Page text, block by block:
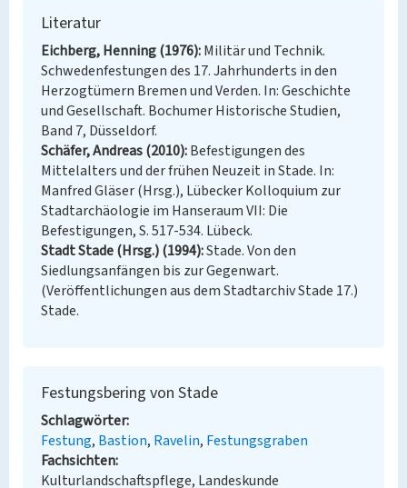
Literatur
Eichberg, Henning (1976) Militär und Technik.
Schwedenfestungen des 17. Jahrhunderts in den
Herzogtümern Bremen und Verden. In: Geschichte
und Gesellschaft. Bochumer Historische Studien,
Band 7, Düsseldorf.
Schäfer, Andreas (2010) Befestigungen des
Mittelalters und der frühen Neuzeit in Stade. In:
Manfred Gläser (Hrsg.), Lübecker Kolloquium zur
Stadtarchäologie im Hanseraum VII: Die
Befestigungen, S. 517-534. Lübeck.
Stadt Stade (Hrsg.) (1994) Stade. Von den
Siedlungsanfängen bis zur Gegenwart.
(Veröffentlichungen aus dem Stadtarchiv Stade 17.)
Stade.
Festungsbering von Stade
Schlagwörter
Festung Bastion Ravelin Festungsgraben
Fachsichten
Kulturlandschaftspflege, Landeskunde